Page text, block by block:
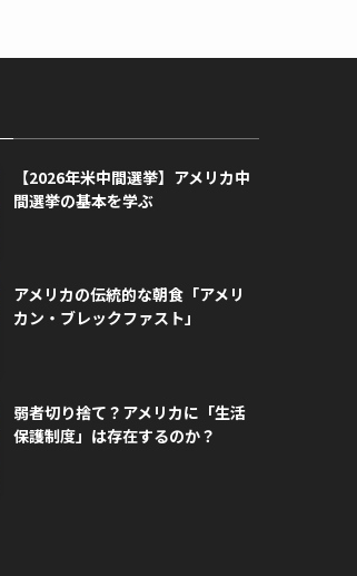
【2026年米中間選挙】アメリカ中
間選挙の基本を学ぶ
アメリカの伝統的な朝食「アメリ
カン・ブレックファスト」
弱者切り捨て？アメリカに「生活
保護制度」は存在するのか？